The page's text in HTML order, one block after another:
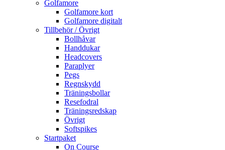
Golfamore
Golfamore kort
Golfamore digitalt
Tillbehör / Övrigt
Bollhåvar
Handdukar
Headcovers
Paraplyer
Pegs
Regnskydd
Träningsbollar
Resefodral
Träningsredskap
Övrigt
Softspikes
Startpaket
On Course